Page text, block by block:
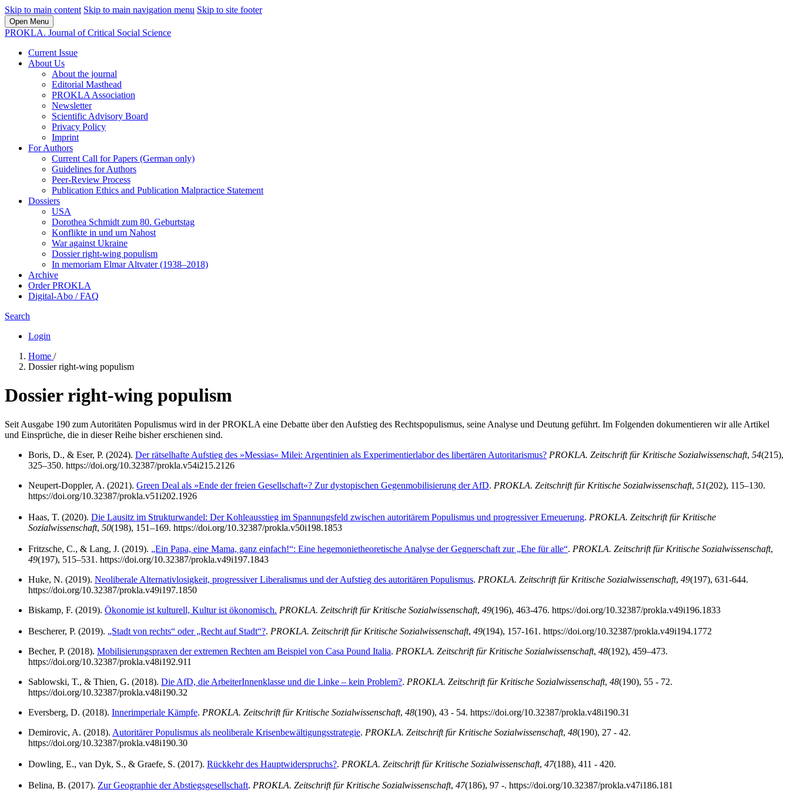
Skip to main content Skip to main navigation menu Skip to site footer
Open Menu
PROKLA. Journal of Critical Social Science
Current Issue
About Us
About the journal
Editorial Masthead
PROKLA Association
Newsletter
Scientific Advisory Board
Privacy Policy
Imprint
For Authors
Current Call for Papers (German only)
Guidelines for Authors
Peer-Review Process
Publication Ethics and Publication Malpractice Statement
Dossiers
USA
Dorothea Schmidt zum 80. Geburtstag
Konflikte in und um Nahost
War against Ukraine
Dossier right-wing populism
In me­mo­ri­am Elmar Altvater (1938–2018)
Archive
Order PROKLA
Digital-Abo / FAQ
Search
Login
Home /
Dossier right-wing populism
Dossier right-wing populism
Seit Ausgabe 190 zum Autoritäten Populismus wird in der PROKLA eine Debatte über den Aufstieg des Rechtspopulismus, seine Analyse und Deutung geführt. Im Folgenden dokumentieren wir alle Artikel
und Einsprüche, die in dieser Reihe bisher erschienen sind.
Boris, D., & Eser, P. (2024). Der rätselhafte Aufstieg des »Messias« Milei: Argentinien als Experimentierlabor des libertären Autoritarismus? PROKLA. Zeitschrift für Kritische Sozialwissenschaft, 54(215),
325–350. https://doi.org/10.32387/prokla.v54i215.2126
Neupert-Doppler, A. (2021). Green Deal als »Ende der freien Gesellschaft«? Zur dystopischen Gegenmobilisierung der AfD. PROKLA. Zeitschrift für Kritische Sozialwissenschaft, 51(202), 115–130.
https://doi.org/10.32387/prokla.v51i202.1926
Haas, T. (2020). Die Lausitz im Strukturwandel: Der Kohleausstieg im Spannungsfeld zwischen autoritärem Populismus und progressiver Erneuerung. PROKLA. Zeitschrift für Kritische
Sozialwissenschaft, 50(198), 151–169. https://doi.org/10.32387/prokla.v50i198.1853
Fritzsche, C., & Lang, J. (2019). „Ein Papa, eine Mama, ganz einfach!“: Eine hegemonietheoretische Analyse der Gegnerschaft zur „Ehe für alle“. PROKLA. Zeitschrift für Kritische Sozialwissenschaft,
49(197), 515–531. https://doi.org/10.32387/prokla.v49i197.1843
Huke, N. (2019). Neoliberale Alternativlosigkeit, progressiver Liberalismus und der Aufstieg des autoritären Populismus. PROKLA. Zeitschrift für Kritische Sozialwissenschaft, 49(197), 631-644.
https://doi.org/10.32387/prokla.v49i197.1850
Biskamp, F. (2019). Ökonomie ist kulturell, Kultur ist ökonomisch. PROKLA. Zeitschrift für Kritische Sozialwissenschaft, 49(196), 463-476. https://doi.org/10.32387/prokla.v49i196.1833
Bescherer, P. (2019). „Stadt von rechts“ oder „Recht auf Stadt“?. PROKLA. Zeitschrift für Kritische Sozialwissenschaft, 49(194), 157-161. https://doi.org/10.32387/prokla.v49i194.1772
Becher, P. (2018). Mobilisierungspraxen der extremen Rechten am Beispiel von Casa Pound Italia. PROKLA. Zeitschrift für Kritische Sozialwissenschaft, 48(192), 459–473.
https://doi.org/10.32387/prokla.v48i192.911
Sablowski, T., & Thien, G. (2018). Die AfD, die ArbeiterInnenklasse und die Linke – kein Problem?. PROKLA. Zeitschrift für Kritische Sozialwissenschaft, 48(190), 55 - 72.
https://doi.org/10.32387/prokla.v48i190.32
Eversberg, D. (2018). Innerimperiale Kämpfe. PROKLA. Zeitschrift für Kritische Sozialwissenschaft, 48(190), 43 - 54. https://doi.org/10.32387/prokla.v48i190.31
Demirovic, A. (2018). Autoritärer Populismus als neoliberale Krisenbewältigungsstrategie. PROKLA. Zeitschrift für Kritische Sozialwissenschaft, 48(190), 27 - 42.
https://doi.org/10.32387/prokla.v48i190.30
Dowling, E., van Dyk, S., & Graefe, S. (2017). Rückkehr des Hauptwiderspruchs?. PROKLA. Zeitschrift für Kritische Sozialwissenschaft, 47(188), 411 - 420.
Belina, B. (2017). Zur Geographie der Abstiegsgesellschaft. PROKLA. Zeitschrift für Kritische Sozialwissenschaft, 47(186), 97 -. https://doi.org/10.32387/prokla.v47i186.181